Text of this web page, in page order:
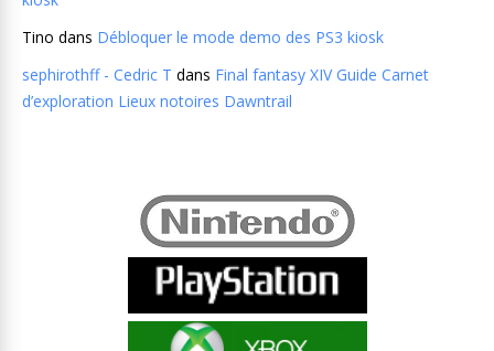
Tino dans Débloquer le mode demo des PS3 kiosk
sephirothff - Cedric T dans Final fantasy XIV Guide Carnet
d’exploration Lieux notoires Dawntrail